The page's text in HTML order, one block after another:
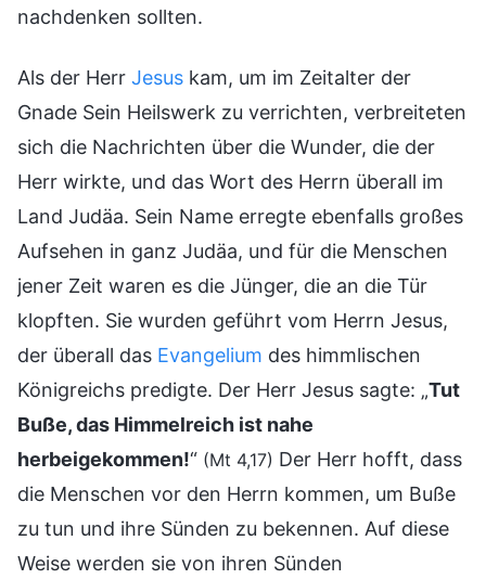
nachdenken sollten.
Als der Herr Jesus kam, um im Zeitalter der
Gnade Sein Heilswerk zu verrichten, verbreiteten
sich die Nachrichten über die Wunder, die der
Herr wirkte, und das Wort des Herrn überall im
Land Judäa. Sein Name erregte ebenfalls großes
Aufsehen in ganz Judäa, und für die Menschen
jener Zeit waren es die Jünger, die an die Tür
klopften. Sie wurden geführt vom Herrn Jesus,
der überall das Evangelium des himmlischen
Königreichs predigte. Der Herr Jesus sagte: „Tut
Buße, das Himmelreich ist nahe
herbeigekommen!“ (Mt 4,17) Der Herr hofft, dass
die Menschen vor den Herrn kommen, um Buße
zu tun und ihre Sünden zu bekennen. Auf diese
Weise werden sie von ihren Sünden